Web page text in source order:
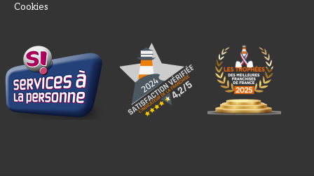
Cookies